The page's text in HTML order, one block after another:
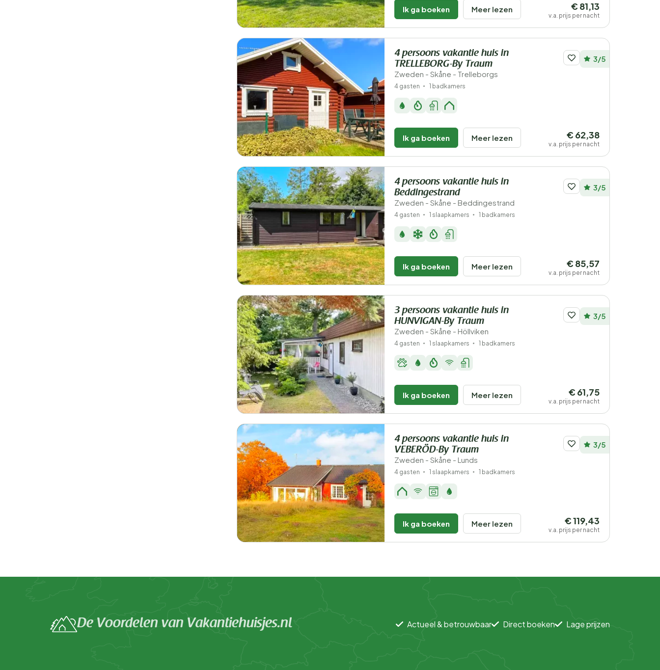
Ik ga boeken Meer lezen € 81,13
v.a. prijs per nacht
4 persoons vakantie huis in
TRELLEBORG-By Traum
Zweden - Skåne - Trelleborgs
3/5
4 gasten 1 badkamers
Ik ga boeken Meer lezen € 62,38
v.a. prijs per nacht
4 persoons vakantie huis in
Beddingestrand
Zweden - Skåne - Beddingestrand
3/5
4 gasten 1 slaapkamers 1 badkamers
Ik ga boeken Meer lezen € 85,57
v.a. prijs per nacht
3 persoons vakantie huis in
HUNVIGAN-By Traum
Zweden - Skåne - Höllviken
3/5
4 gasten 1 slaapkamers 1 badkamers
Ik ga boeken Meer lezen € 61,75
v.a. prijs per nacht
4 persoons vakantie huis in
VEBERÖD-By Traum
Zweden - Skåne - Lunds
3/5
4 gasten 1 slaapkamers 1 badkamers
Ik ga boeken Meer lezen € 119,43
v.a. prijs per nacht
De Voordelen van Vakantiehuisjes.nl Actueel & betrouwbaar Direct boeken Lage prijzen